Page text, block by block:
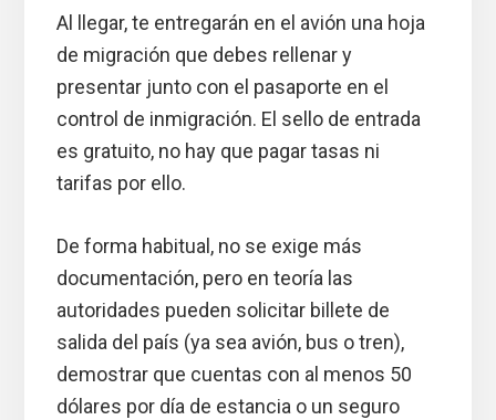
Al llegar, te entregarán en el avión una hoja
de migración que debes rellenar y
presentar junto con el pasaporte en el
control de inmigración. El sello de entrada
es gratuito, no hay que pagar tasas ni
tarifas por ello.
De forma habitual, no se exige más
documentación, pero en teoría las
autoridades pueden solicitar billete de
salida del país (ya sea avión, bus o tren),
demostrar que cuentas con al menos 50
dólares por día de estancia o un seguro